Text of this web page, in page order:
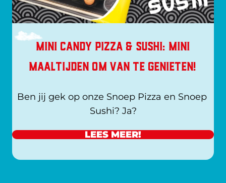
MINI CANDY PIZZA & SUSHI: MINI
MAALTIJDEN OM VAN TE GENIETEN!
Ben jij gek op onze Snoep Pizza en Snoep
Sushi? Ja?
LEES MEER!